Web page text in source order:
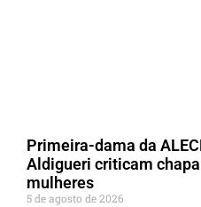
Primeira-dama da
Aldigueri criticam
mulheres
5 de agosto de 2026